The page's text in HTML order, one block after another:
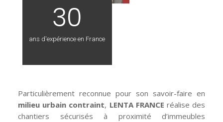
30
ans d'expérience en France
Particulièrement reconnue pour son savoir-faire en
milieu urbain contraint, LENTA FRANCE réalise des
chantiers sécurisés à proximité d’immeubles